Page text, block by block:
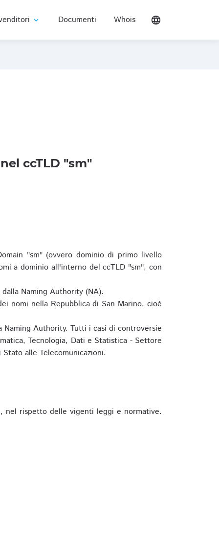
expand_more Documenti Whois language
ccTLD "sm"
"sm" (ovvero dominio di primo livello
a dominio all'interno del ccTLD "sm", con
Naming Authority (NA).
nomi nella Repubblica di San Marino, cioè
Authority. Tutti i casi di controversie
Tecnologia, Dati e Statistica - Settore
alle Telecomunicazioni.
nel rispetto delle vigenti leggi e normative.